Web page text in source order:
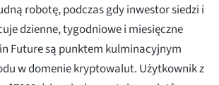
robotę, podczas gdy inwestor siedzi i
dzienne, tygodniowe i miesięczne
Future są punktem kulminacyjnym
w domenie kryptowalut. Użytkownik z